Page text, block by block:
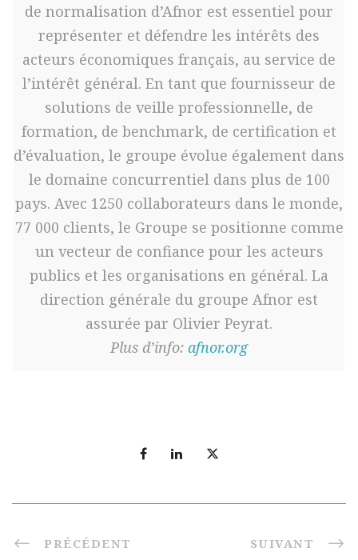
de normalisation d’Afnor est essentiel pour
représenter et défendre les intérêts des
acteurs économiques français, au service de
l’intérêt général. En tant que fournisseur de
solutions de veille professionnelle, de
formation, de benchmark, de certification et
d’évaluation, le groupe évolue également dans
le domaine concurrentiel dans plus de 100
pays. Avec 1250 collaborateurs dans le monde,
77 000 clients, le Groupe se positionne comme
un vecteur de confiance pour les acteurs
publics et les organisations en général. La
direction générale du groupe Afnor est
assurée par Olivier Peyrat.
Plus d’info: afnor.org
PRÉCÉDENT SUIVANT